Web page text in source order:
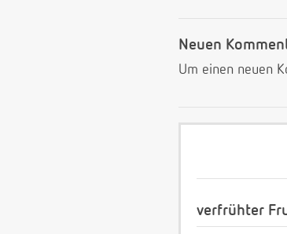
Neuen
Um einen neuen
verfrühter